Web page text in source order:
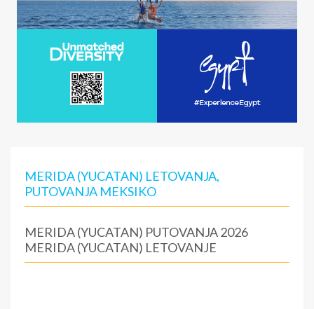
MERIDA (YUCATAN) LETOVANJA,
PUTOVANJA MEKSIKO
MERIDA (YUCATAN) PUTOVANJA 2026
MERIDA (YUCATAN) LETOVANJE